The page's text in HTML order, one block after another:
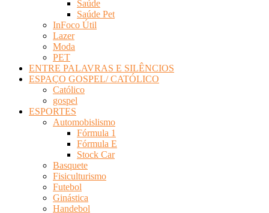
Saúde
Saúde Pet
InFoco Útil
Lazer
Moda
PET
ENTRE PALAVRAS E SILÊNCIOS
ESPAÇO GOSPEL/ CATÓLICO
Católico
gospel
ESPORTES
Automobislismo
Fórmula 1
Fórmula E
Stock Car
Basquete
Fisiculturismo
Futebol
Ginástica
Handebol